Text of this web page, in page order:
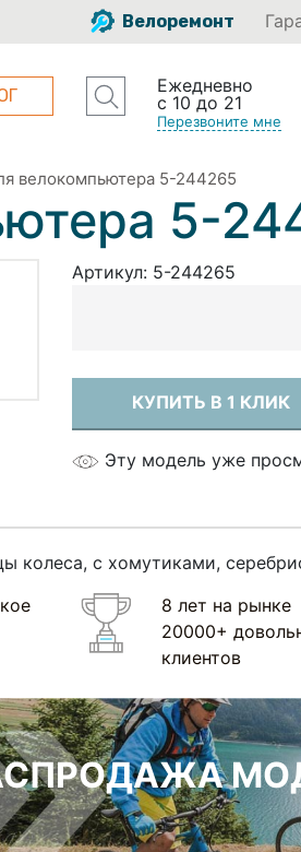
Велоремонт
Ежедневно
с 10 до 21
Перезвоните мне
велокомпьютера 5-244265
5-
Артикул: 5-244265
КУПИТЬ В 1 КЛИК
Эту модель уже
колеса, с хомутиками,
8 лет на рынке
20000+
клиентов